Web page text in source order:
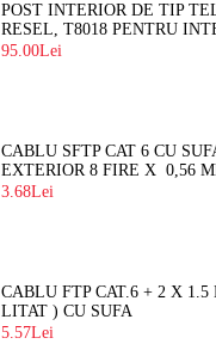
POST INTERIOR DE TIP
RESEL, T8018 PENTRU
BLOC
95.00Lei
CABLU SFTP CAT 6 CU
EXTERIOR 8 FIRE X 0,56
3.68Lei
CABLU FTP CAT.6 + 2 X 1.5
LITAT ) CU SUFA
5.57Lei